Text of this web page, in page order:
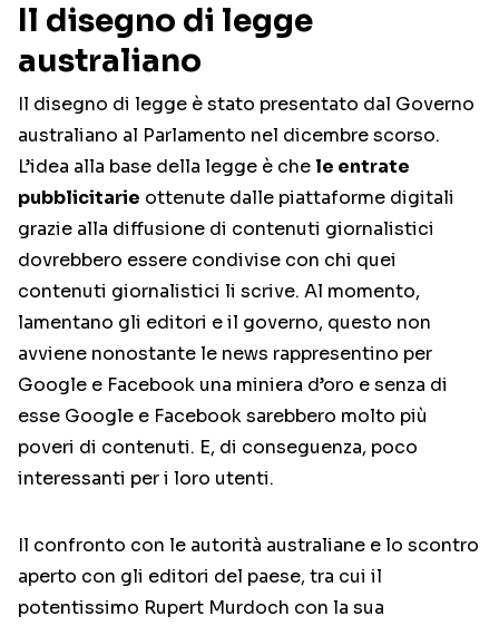
Il disegno di legge
australiano
Il disegno di legge è stato presentato dal Governo
australiano al Parlamento nel dicembre scorso.
L’idea alla base della legge è che le entrate
pubblicitarie ottenute dalle piattaforme digitali
grazie alla diffusione di contenuti giornalistici
dovrebbero essere condivise con chi quei
contenuti giornalistici li scrive. Al momento,
lamentano gli editori e il governo, questo non
avviene nonostante le news rappresentino per
Google e Facebook una miniera d’oro e senza di
esse Google e Facebook sarebbero molto più
poveri di contenuti. E, di conseguenza, poco
interessanti per i loro utenti.
Il confronto con le autorità australiane e lo scontro
aperto con gli editori del paese, tra cui il
potentissimo Rupert Murdoch con la sua